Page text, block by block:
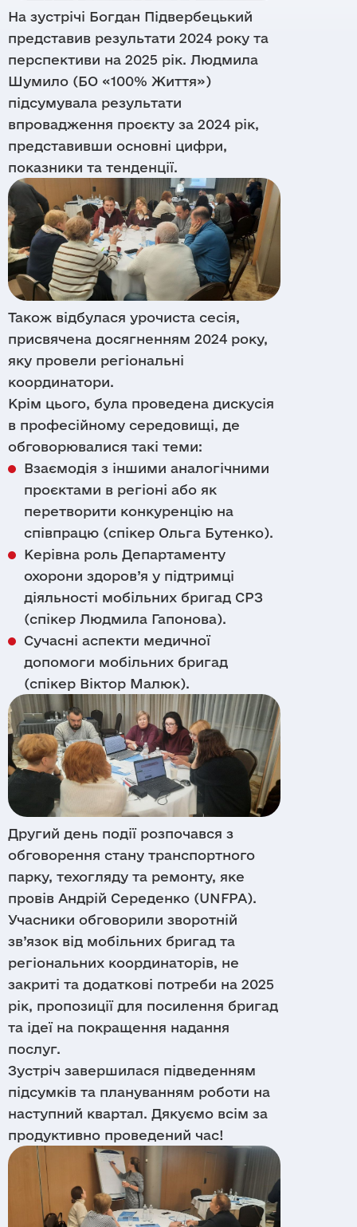
На зустрічі Богдан Підвербецький
представив результати 2024 року та
перспективи на 2025 рік. Людмила
Шумило (БО «100% Життя»)
підсумувала результати
впровадження проєкту за 2024 рік,
представивши основні цифри,
показники та тенденції.
Також відбулася урочиста сесія,
присвячена досягненням 2024 року,
яку провели регіональні
координатори.
Крім цього, була проведена дискусія
в професійному середовищі, де
обговорювалися такі теми:
Взаємодія з іншими аналогічними
проєктами в регіоні або як
перетворити конкуренцію на
співпрацю (спікер Ольга Бутенко).
Керівна роль Департаменту
охорони здоров’я у підтримці
діяльності мобільних бригад СРЗ
(спікер Людмила Гапонова).
Сучасні аспекти медичної
допомоги мобільних бригад
(спікер Віктор Малюк).
Другий день події розпочався з
обговорення стану транспортного
парку, техогляду та ремонту, яке
провів Андрій Середенко (UNFPA).
Учасники обговорили зворотній
зв’язок від мобільних бригад та
регіональних координаторів, не
закриті та додаткові потреби на 2025
рік, пропозиції для посилення бригад
та ідеї на покращення надання
послуг.
Зустріч завершилася підведенням
підсумків та плануванням роботи на
наступний квартал. Дякуємо всім за
продуктивно проведений час!